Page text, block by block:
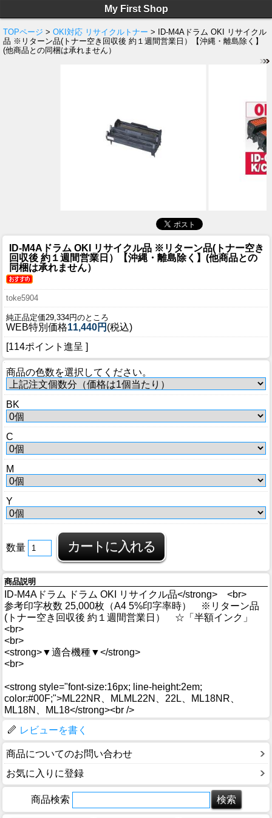
My First Shop
TOPページ > OKI対応 リサイクルトナー > ID-M4Aドラム OKI リサイクル
品 ※リターン品(トナー空き回収後 約１週間営業日）【沖縄・離島除く】
(他商品との同梱は承れません）
ID-M4Aドラム OKI リサイクル品 ※リターン品(トナー空き
回収後 約１週間営業日）【沖縄・離島除く】(他商品との
同梱は承れません）
toke5904
純正品定価29,334円のところ
WEB特別価格11,440円 (税込)
[114ポイント進呈 ]
商品の色数を選択してください。
BK
C
M
Y
数量
商品説明
ID-M4Aドラム ドラム OKI リサイクル品</strong> <br>
参考印字枚数 25,000枚（A4 5%印字率時） ※リターン品
(トナー空き回収後 約１週間営業日） ☆「半額インク」
<br>
<br>
<strong>▼適合機種▼</strong>
<br>
<strong style="font-size:16px; line-height:2em;
color:#00F;">ML22NR、MLML22N、22L、ML18NR、
ML18N、ML18</strong><br />
レビューを書く
商品についてのお問い合わせ
お気に入りに登録
商品検索